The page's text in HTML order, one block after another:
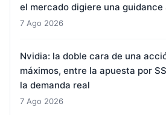
el mercado digiere una guidance
7 Ago 2026
Nvidia: la doble cara de una
máximos, entre la apuesta por
la demanda real
7 Ago 2026